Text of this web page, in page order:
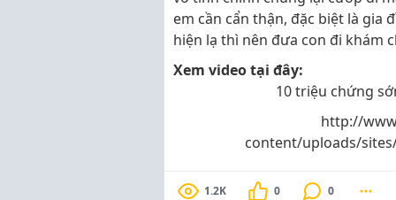
em cần cẩn thận, đặc biệt là gia
hiện lạ thì nên đưa con đi khám
Xem video tại đây:
10 triệu chứng
http://
content/uploads/
1.2K 0 0